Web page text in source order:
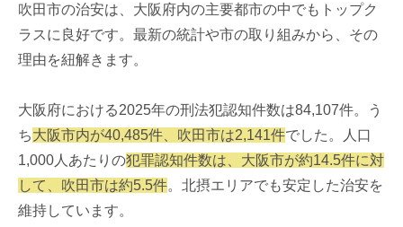
吹田市の治安は、大阪府内の主要都市の中でもトップク
ラスに良好です。最新の統計や市の取り組みから、その
理由を紐解きます。
大阪府における2025年の刑法犯認知件数は84,107件。う
ち大阪市内が40,485件、吹田市は2,141件でした。人口
1,000人あたりの犯罪認知件数は、大阪市が約14.5件に対
して、吹田市は約5.5件。北摂エリアでも安定した治安を
維持しています。